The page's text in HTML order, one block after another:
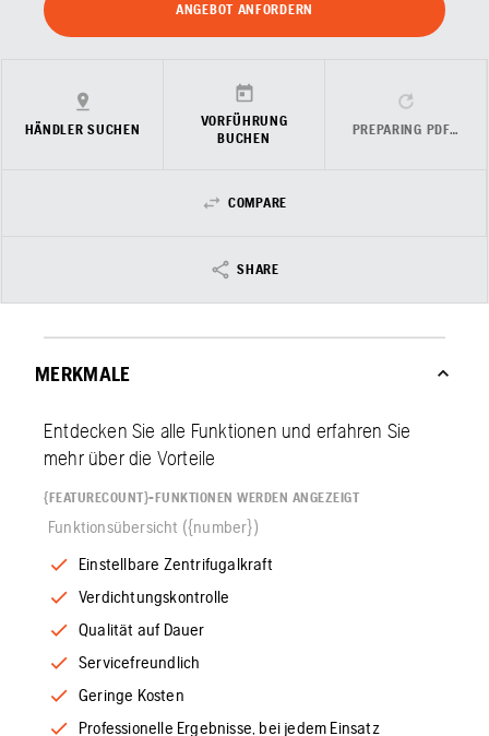
ANGEBOT ANFORDERN
HÄNDLER SUCHEN
VORFÜHRUNG
BUCHEN
PREPARING PDF…
COMPARE
SHARE
MERKMALE
Entdecken Sie alle Funktionen und erfahren Sie
mehr über die Vorteile
{FEATURECOUNT}-FUNKTIONEN WERDEN ANGEZEIGT
Funktionsübersicht ({number})
Einstellbare Zentrifugalkraft
Verdichtungskontrolle
Qualität auf Dauer
Servicefreundlich
Geringe Kosten
Professionelle Ergebnisse, bei jedem Einsatz